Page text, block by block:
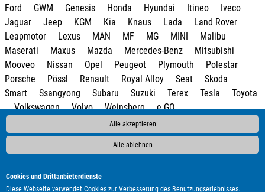
Alle akzeptieren
Alle ablehnen
Cookies und Drittanbieterdienste
Diese Webseite verwendet Cookies zur Verbesserung des Benutzungserlebnisses.
Ford
GWM Genesis Honda Hyundai Itineo
Iveco
Jaguar
Jeep KGM Kia Knaus Lada
Land Rover
Leapmotor
Lexus MAN MF MG MINI
Malibu
Maserati
Maxus Mazda Mercedes-Benz
Mitsubishi
Mooveo
Nissan Opel Peugeot Plymouth
Polestar
Porsche
Pössl Renault Royal Alloy Seat
Skoda
Smart
Ssangyong Subaru Suzuki Terex Tesla
Toyota
Volkswagen
Volvo Weinsberg e.GO